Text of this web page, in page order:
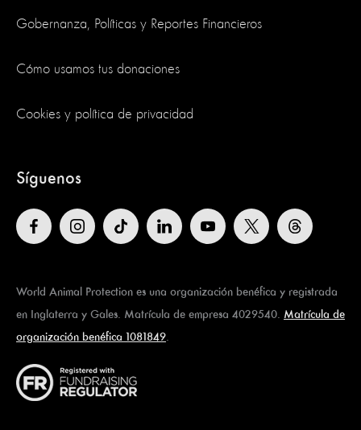
Gobernanza, Políticas y Reportes Financieros
Cómo usamos tus donaciones
Cookies y política de privacidad
Síguenos
World Animal Protection es una organización benéfica y registrada
en Inglaterra y Gales. Matrícula de empresa 4029540. Matrícula de
organización benéfica 1081849